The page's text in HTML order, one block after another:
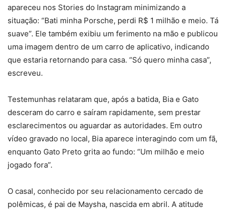
apareceu nos Stories do Instagram minimizando a
situação: “Bati minha Porsche, perdi R$ 1 milhão e meio. Tá
suave”. Ele também exibiu um ferimento na mão e publicou
uma imagem dentro de um carro de aplicativo, indicando
que estaria retornando para casa. “Só quero minha casa”,
escreveu.
Testemunhas relataram que, após a batida, Bia e Gato
desceram do carro e saíram rapidamente, sem prestar
esclarecimentos ou aguardar as autoridades. Em outro
vídeo gravado no local, Bia aparece interagindo com um fã,
enquanto Gato Preto grita ao fundo: “Um milhão e meio
jogado fora”.
O casal, conhecido por seu relacionamento cercado de
polêmicas, é pai de Maysha, nascida em abril. A atitude